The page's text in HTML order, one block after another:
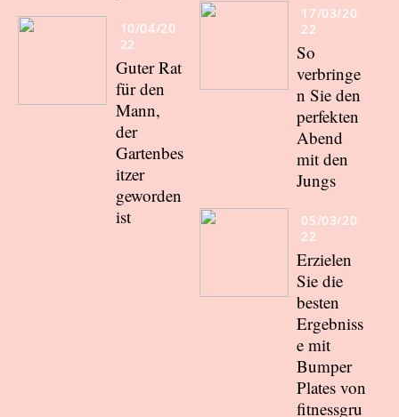
10/04/20
22
Guter Rat
für den
Mann,
der
Gartenbes
itzer
geworden
ist
17/03/20
22
So
verbringe
n Sie den
perfekten
Abend
mit den
Jungs
05/03/20
22
Erzielen
Sie die
besten
Ergebniss
e mit
Bumper
Plates von
fitnessgru